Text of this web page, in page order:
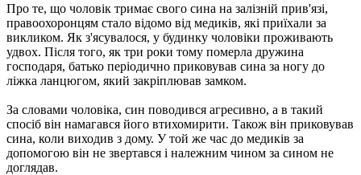
Про те, що чоловік тримає свого сина на залізній прив'язі,
правоохоронцям стало відомо від медиків, які приїхали за
викликом. Як з'ясувалося, у будинку чоловіки проживають
удвох. Після того, як три роки тому померла дружина
господаря, батько періодично приковував сина за ногу до
ліжка ланцюгом, який закріплював замком.
За словами чоловіка, син поводився агресивно, а в такий
спосіб він намагався його втихомирити. Також він приковував
сина, коли виходив з дому. У той же час до медиків за
допомогою він не звертався і належним чином за сином не
доглядав.